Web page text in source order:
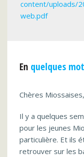
content/uploads/
web.pdf
En quelques
Chères
Il y a quelques
pour les jeunes
particulière. Et ils
retrouver sur les